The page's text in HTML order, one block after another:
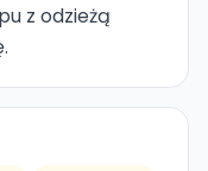
z odzieżą